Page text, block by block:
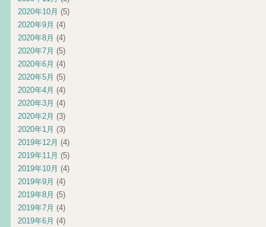
2020年10月 (5)
2020年9月 (4)
2020年8月 (4)
2020年7月 (5)
2020年6月 (4)
2020年5月 (5)
2020年4月 (4)
2020年3月 (4)
2020年2月 (3)
2020年1月 (3)
2019年12月 (4)
2019年11月 (5)
2019年10月 (4)
2019年9月 (4)
2019年8月 (5)
2019年7月 (4)
2019年6月 (4)